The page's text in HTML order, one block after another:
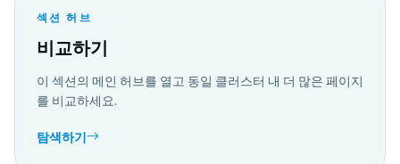
섹션 허브
비교하기
이 섹션의 메인 허브를 열고 동일 클러스터 내 더 많은 페이지
를 비교하세요.
탐색하기